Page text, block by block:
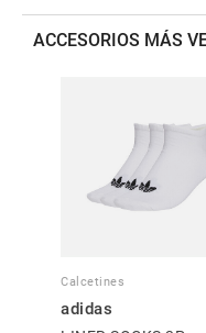
ACCESORIOS MÁS
Calcetines
adidas